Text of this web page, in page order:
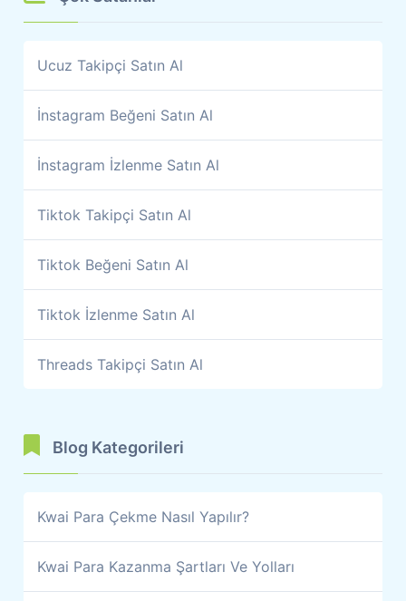
Ucuz Takipçi Satın Al
İnstagram Beğeni Satın Al
İnstagram İzlenme Satın Al
Tiktok Takipçi Satın Al
Tiktok Beğeni Satın Al
Tiktok İzlenme Satın Al
Threads Takipçi Satın Al
Blog Kategorileri
Kwai Para Çekme Nasıl Yapılır?
Kwai Para Kazanma Şartları Ve Yolları